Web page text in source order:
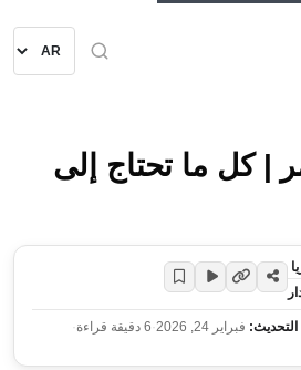
| كل ما تحتاج إلى
التحديث: فبراير 24, 2026 ·6 دقيقة قراءة
·